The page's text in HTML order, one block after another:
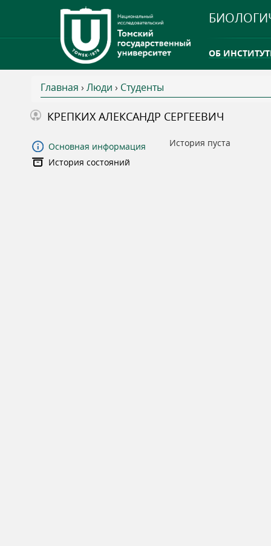
ОБ
ТГУ ОТКРЫЛ
В
ы
з
Главная › Люди › Студенты
КРЕПКИХ АЛЕКСАНДР СЕРГЕЕВИЧ
Основная информация
История состояний
История пуста